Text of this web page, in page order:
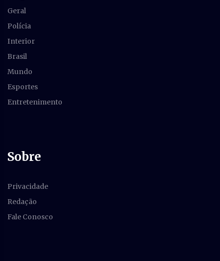
Geral
Polícia
Interior
Brasil
Mundo
Esportes
Entretenimento
Sobre
Privacidade
Redação
Fale Conosco